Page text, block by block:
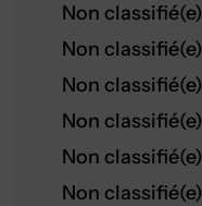
Non classifié(e)
Non classifié(e)
Non classifié(e)
Non classifié(e)
Non classifié(e)
Non classifié(e)